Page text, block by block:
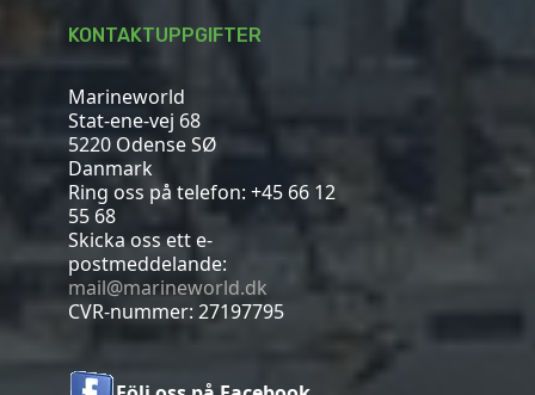
KONTAKTUPPGIFTER
Marineworld
Stat-ene-vej 68
5220 Odense SØ
Danmark
Ring oss på telefon: +45 66 12
55 68
Skicka oss ett e-
postmeddelande:
mail@marineworld.dk
CVR-nummer: 27197795